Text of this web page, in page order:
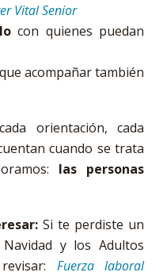
Vital Senior
con quienes puedan
acompañar también
orientación, cada
cuando se trata
las personas
Si te perdiste un
y los Adultos
Fuerza laboral